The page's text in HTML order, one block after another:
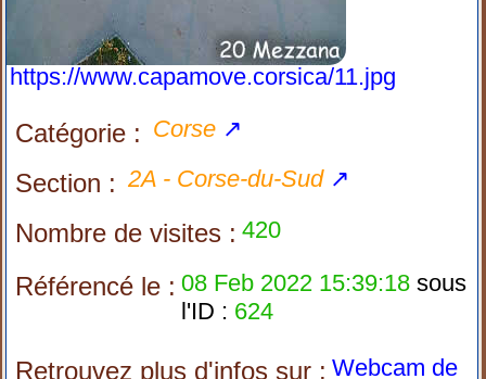
https://www.capamove.corsica/11.jpg
Catégorie : Corse ↗
Section : 2A - Corse-du-Sud↗
Nombre de visites : 420
Référencé le : 08 Feb 2022 15:39:18 sous
l'ID : 624
Retrouvez plus d'infos sur : Webcam de